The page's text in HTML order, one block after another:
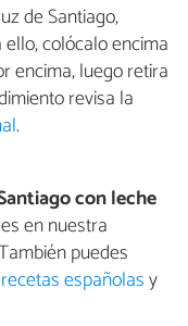
de Santiago,
colócalo encima
encima, luego retira
revisa la
.
con leche
en nuestra
puedes
recetas españolasy